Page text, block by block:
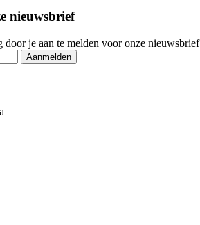
nieuwsbrief
je aan te melden voor onze nieuwsbrief
Aanmelden